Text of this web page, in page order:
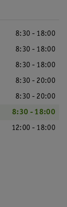
8:30 - 18:00
8:30 - 18:00
8:30 - 18:00
8:30 - 20:00
8:30 - 20:00
8:30 - 18:00
12:00 - 18:00